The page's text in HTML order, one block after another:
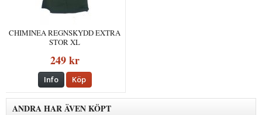
CHIMINEA REGNSKYDD EXTRA
STOR XL
249 kr
Info Köp
ANDRA HAR ÄVEN KÖPT